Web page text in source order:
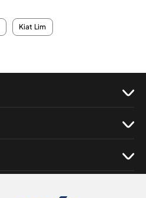
Kiat Lim